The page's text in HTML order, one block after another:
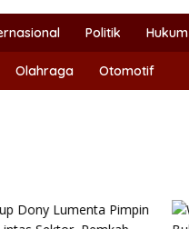
Politik Hukum
Olahraga Otomotif